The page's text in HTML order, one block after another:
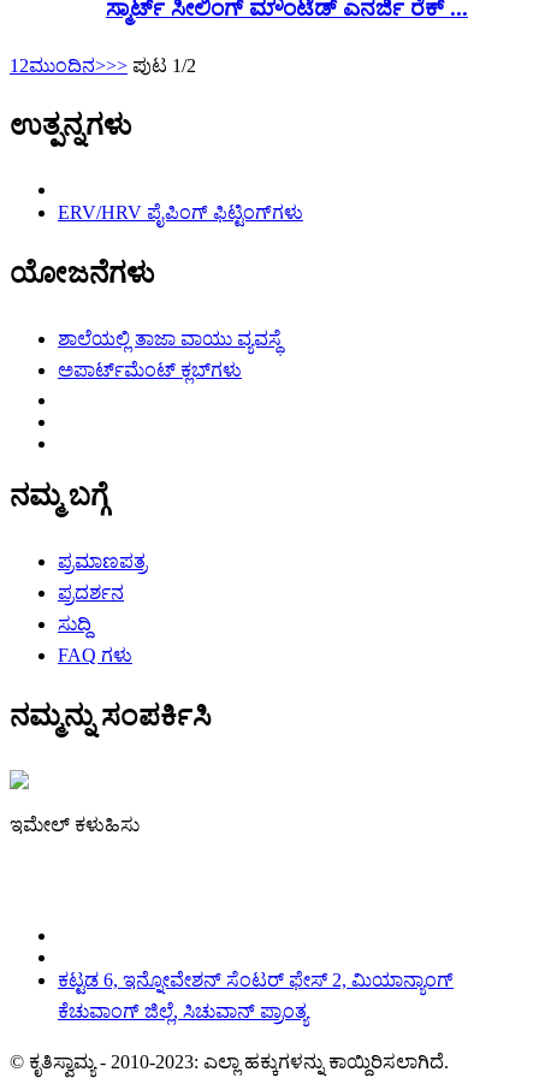
ಸ್ಮಾರ್ಟ್ ಸೀಲಿಂಗ್ ಮೌಂಟೆಡ್ ಎನರ್ಜಿ ರೆಕ್ ...
1 2ಮುಂದಿನ>>> ಪುಟ 1/2
ಉತ್ಪನ್ನಗಳು
ERV/HRV ಪೈಪಿಂಗ್ ಫಿಟ್ಟಿಂಗ್‌ಗಳು
ಯೋಜನೆಗಳು
ಶಾಲೆಯಲ್ಲಿ ತಾಜಾ ವಾಯು ವ್ಯವಸ್ಥೆ
ಅಪಾರ್ಟ್‌ಮೆಂಟ್ ಕ್ಲಬ್‌ಗಳು
ನಮ್ಮ ಬಗ್ಗೆ
ಪ್ರಮಾಣಪತ್ರ
ಪ್ರದರ್ಶನ
ಸುದ್ದಿ
FAQ ಗಳು
ನಮ್ಮನ್ನು ಸಂಪರ್ಕಿಸಿ
ಇಮೇಲ್ ಕಳುಹಿಸು
ಕಟ್ಟಡ 6, ಇನ್ನೋವೇಶನ್ ಸೆಂಟರ್ ಫೇಸ್ 2, ಮಿಯಾನ್ಯಾಂಗ್
ಕೆಚುವಾಂಗ್ ಜಿಲ್ಲೆ, ಸಿಚುವಾನ್ ಪ್ರಾಂತ್ಯ
© ಕೃತಿಸ್ವಾಮ್ಯ - 2010-2023: ಎಲ್ಲಾ ಹಕ್ಕುಗಳನ್ನು ಕಾಯ್ದಿರಿಸಲಾಗಿದೆ.